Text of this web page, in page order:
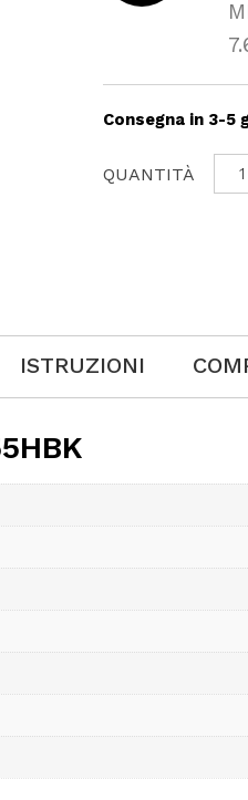
Consegna in 3-5
ISTRUZIONI